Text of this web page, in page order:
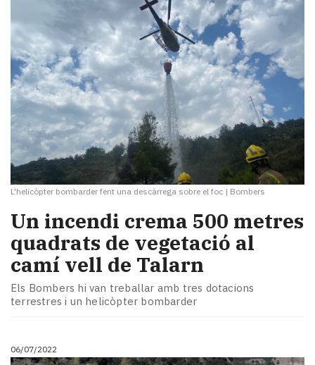
L'helicòpter bombarder fent una descàrrega sobre el foc | Bombers
Un incendi crema 500 metres
quadrats de vegetació al
camí vell de Talarn
Els Bombers hi van treballar amb tres dotacions
terrestres i un helicòpter bombarder
06/07/2022